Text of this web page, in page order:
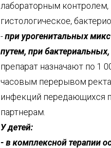
лабораторным
гистологическое,
-при урогенитальных
путем, при
препарат назначают по 1
часовым перерывом
инфекций передающихся
партнерам.
У детей:
- в комплексной терапии